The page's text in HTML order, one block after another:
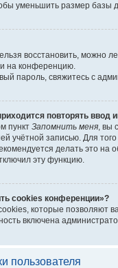
уменьшить размер базы
восстановить, можно
на конференцию.
пароль, свяжитесь с
повторять ввод
пункт Запомнить меня, вы
учётной записью. Для
делать это на
эту функцию.
cookies конференции»?
которые позволяют
включена
пользователя